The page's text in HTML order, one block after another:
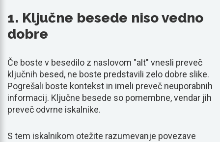
1. Ključne besede niso vedno
dobre
Če boste v besedilo z naslovom "alt" vnesli preveč
ključnih besed, ne boste predstavili zelo dobre slike.
Pogrešali boste kontekst in imeli preveč neuporabnih
informacij. Ključne besede so pomembne, vendar jih
preveč odvrne iskalnike.
S tem iskalnikom otežite razumevanje povezave